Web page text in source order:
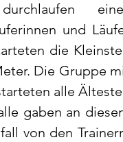
und
die
Die Gruppe
alle
gaben an
von den